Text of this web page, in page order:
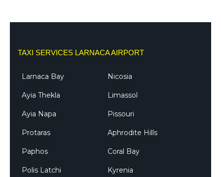
TAXI SERVICES LARNACA AIRPORT
Larnaca Bay Nicosia
Ayia Thekla Limassol
Ayia Napa Pissouri
Protaras Aphrodite Hills
Paphos Coral Bay
Polis Latchi Kyrenia